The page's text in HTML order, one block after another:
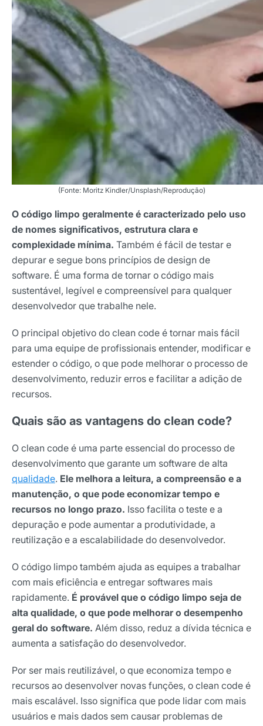
(Fonte: Moritz Kindler/Unsplash/Reprodução)
O código limpo geralmente é caracterizado pelo uso
de nomes significativos, estrutura clara e
complexidade mínima. Também é fácil de testar e
depurar e segue bons princípios de design de
software. É uma forma de tornar o código mais
sustentável, legível e compreensível para qualquer
desenvolvedor que trabalhe nele.
O principal objetivo do clean code é tornar mais fácil
para uma equipe de profissionais entender, modificar e
estender o código, o que pode melhorar o processo de
desenvolvimento, reduzir erros e facilitar a adição de
recursos.
Quais são as vantagens do clean code?
O clean code é uma parte essencial do processo de
desenvolvimento que garante um software de alta
qualidade. Ele melhora a leitura, a compreensão e a
manutenção, o que pode economizar tempo e
recursos no longo prazo. Isso facilita o teste e a
depuração e pode aumentar a produtividade, a
reutilização e a escalabilidade do desenvolvedor.
O código limpo também ajuda as equipes a trabalhar
com mais eficiência e entregar softwares mais
rapidamente. É provável que o código limpo seja de
alta qualidade, o que pode melhorar o desempenho
geral do software. Além disso, reduz a dívida técnica e
aumenta a satisfação do desenvolvedor.
Por ser mais reutilizável, o que economiza tempo e
recursos ao desenvolver novas funções, o clean code é
mais escalável. Isso significa que pode lidar com mais
usuários e mais dados sem causar problemas de